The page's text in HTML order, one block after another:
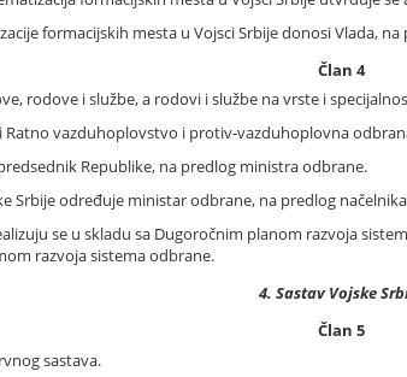
formacijskih mesta u Vojsci Srbije donosi Vlada,
Član 4
rodove i službe, a rodovi i službe na vrste i
Ratno vazduhoplovstvo i protiv-vazduhoplovna
Republike, na predlog ministra odbrane.
Srbije određuje ministar odbrane, na predlog
se u skladu sa Dugoročnim planom razvoja
razvoja sistema odbrane.
4. Sastav Vojske
Član 5
sastava.